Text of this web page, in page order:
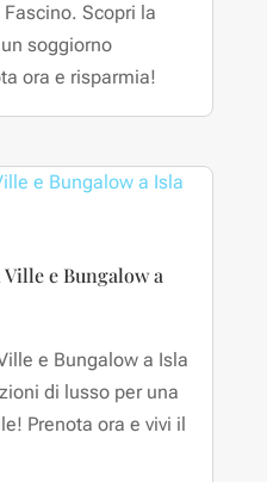
Scopri la
soggiorno
ora e risparmia!
e Bungalow a
e Bungalow a Isla
di lusso per una
Prenota ora e vivi il